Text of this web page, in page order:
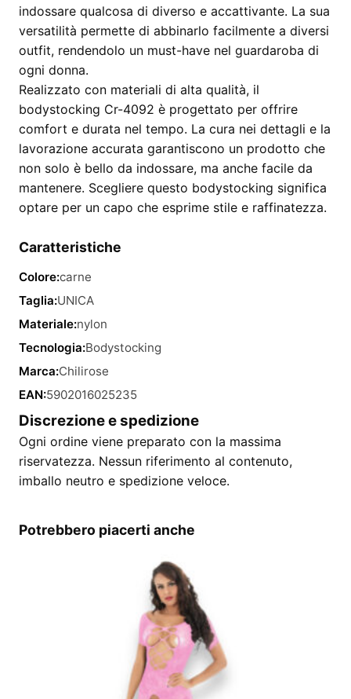
indossare qualcosa di diverso e accattivante. La sua
versatilità permette di abbinarlo facilmente a diversi
outfit, rendendolo un must-have nel guardaroba di
ogni donna.
Realizzato con materiali di alta qualità, il
bodystocking Cr-4092 è progettato per offrire
comfort e durata nel tempo. La cura nei dettagli e la
lavorazione accurata garantiscono un prodotto che
non solo è bello da indossare, ma anche facile da
mantenere. Scegliere questo bodystocking significa
optare per un capo che esprime stile e raffinatezza.
Caratteristiche
Colore:carne
Taglia:UNICA
Materiale:nylon
Tecnologia:Bodystocking
Marca:Chilirose
EAN:5902016025235
Discrezione e spedizione
Ogni ordine viene preparato con la massima
riservatezza. Nessun riferimento al contenuto,
imballo neutro e spedizione veloce.
Potrebbero piacerti anche